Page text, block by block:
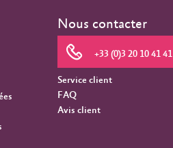
Nous contacter
+33 (0)3 20 10 41 41
Service client
FAQ
Avis client